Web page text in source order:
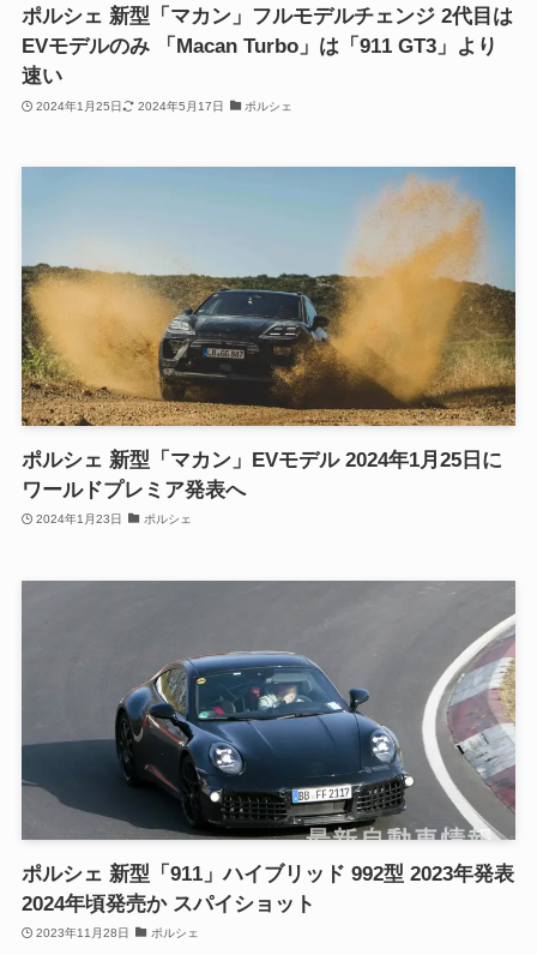
ポルシェ 新型「マカン」フルモデルチェンジ 2代目は
EVモデルのみ 「Macan Turbo」は「911 GT3」より
速い
2024年1月25日 2024年5月17日 ポルシェ
ポルシェ 新型「マカン」EVモデル 2024年1月25日に
ワールドプレミア発表へ
2024年1月23日 ポルシェ
ポルシェ 新型「911」ハイブリッド 992型 2023年発表
2024年頃発売か スパイショット
2023年11月28日 ポルシェ